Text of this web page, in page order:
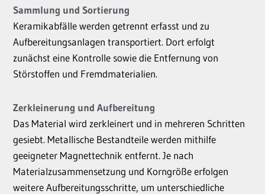
Sammlung und Sortierung
Keramikabfälle werden getrennt erfasst und zu
Aufbereitungsanlagen transportiert. Dort erfolgt
zunächst eine Kontrolle sowie die Entfernung von
Störstoffen und Fremdmaterialien.
Zerkleinerung und Aufbereitung
Das Material wird zerkleinert und in mehreren Schritten
gesiebt. Metallische Bestandteile werden mithilfe
geeigneter Magnettechnik entfernt. Je nach
Materialzusammensetzung und Korngröße erfolgen
weitere Aufbereitungsschritte, um unterschiedliche